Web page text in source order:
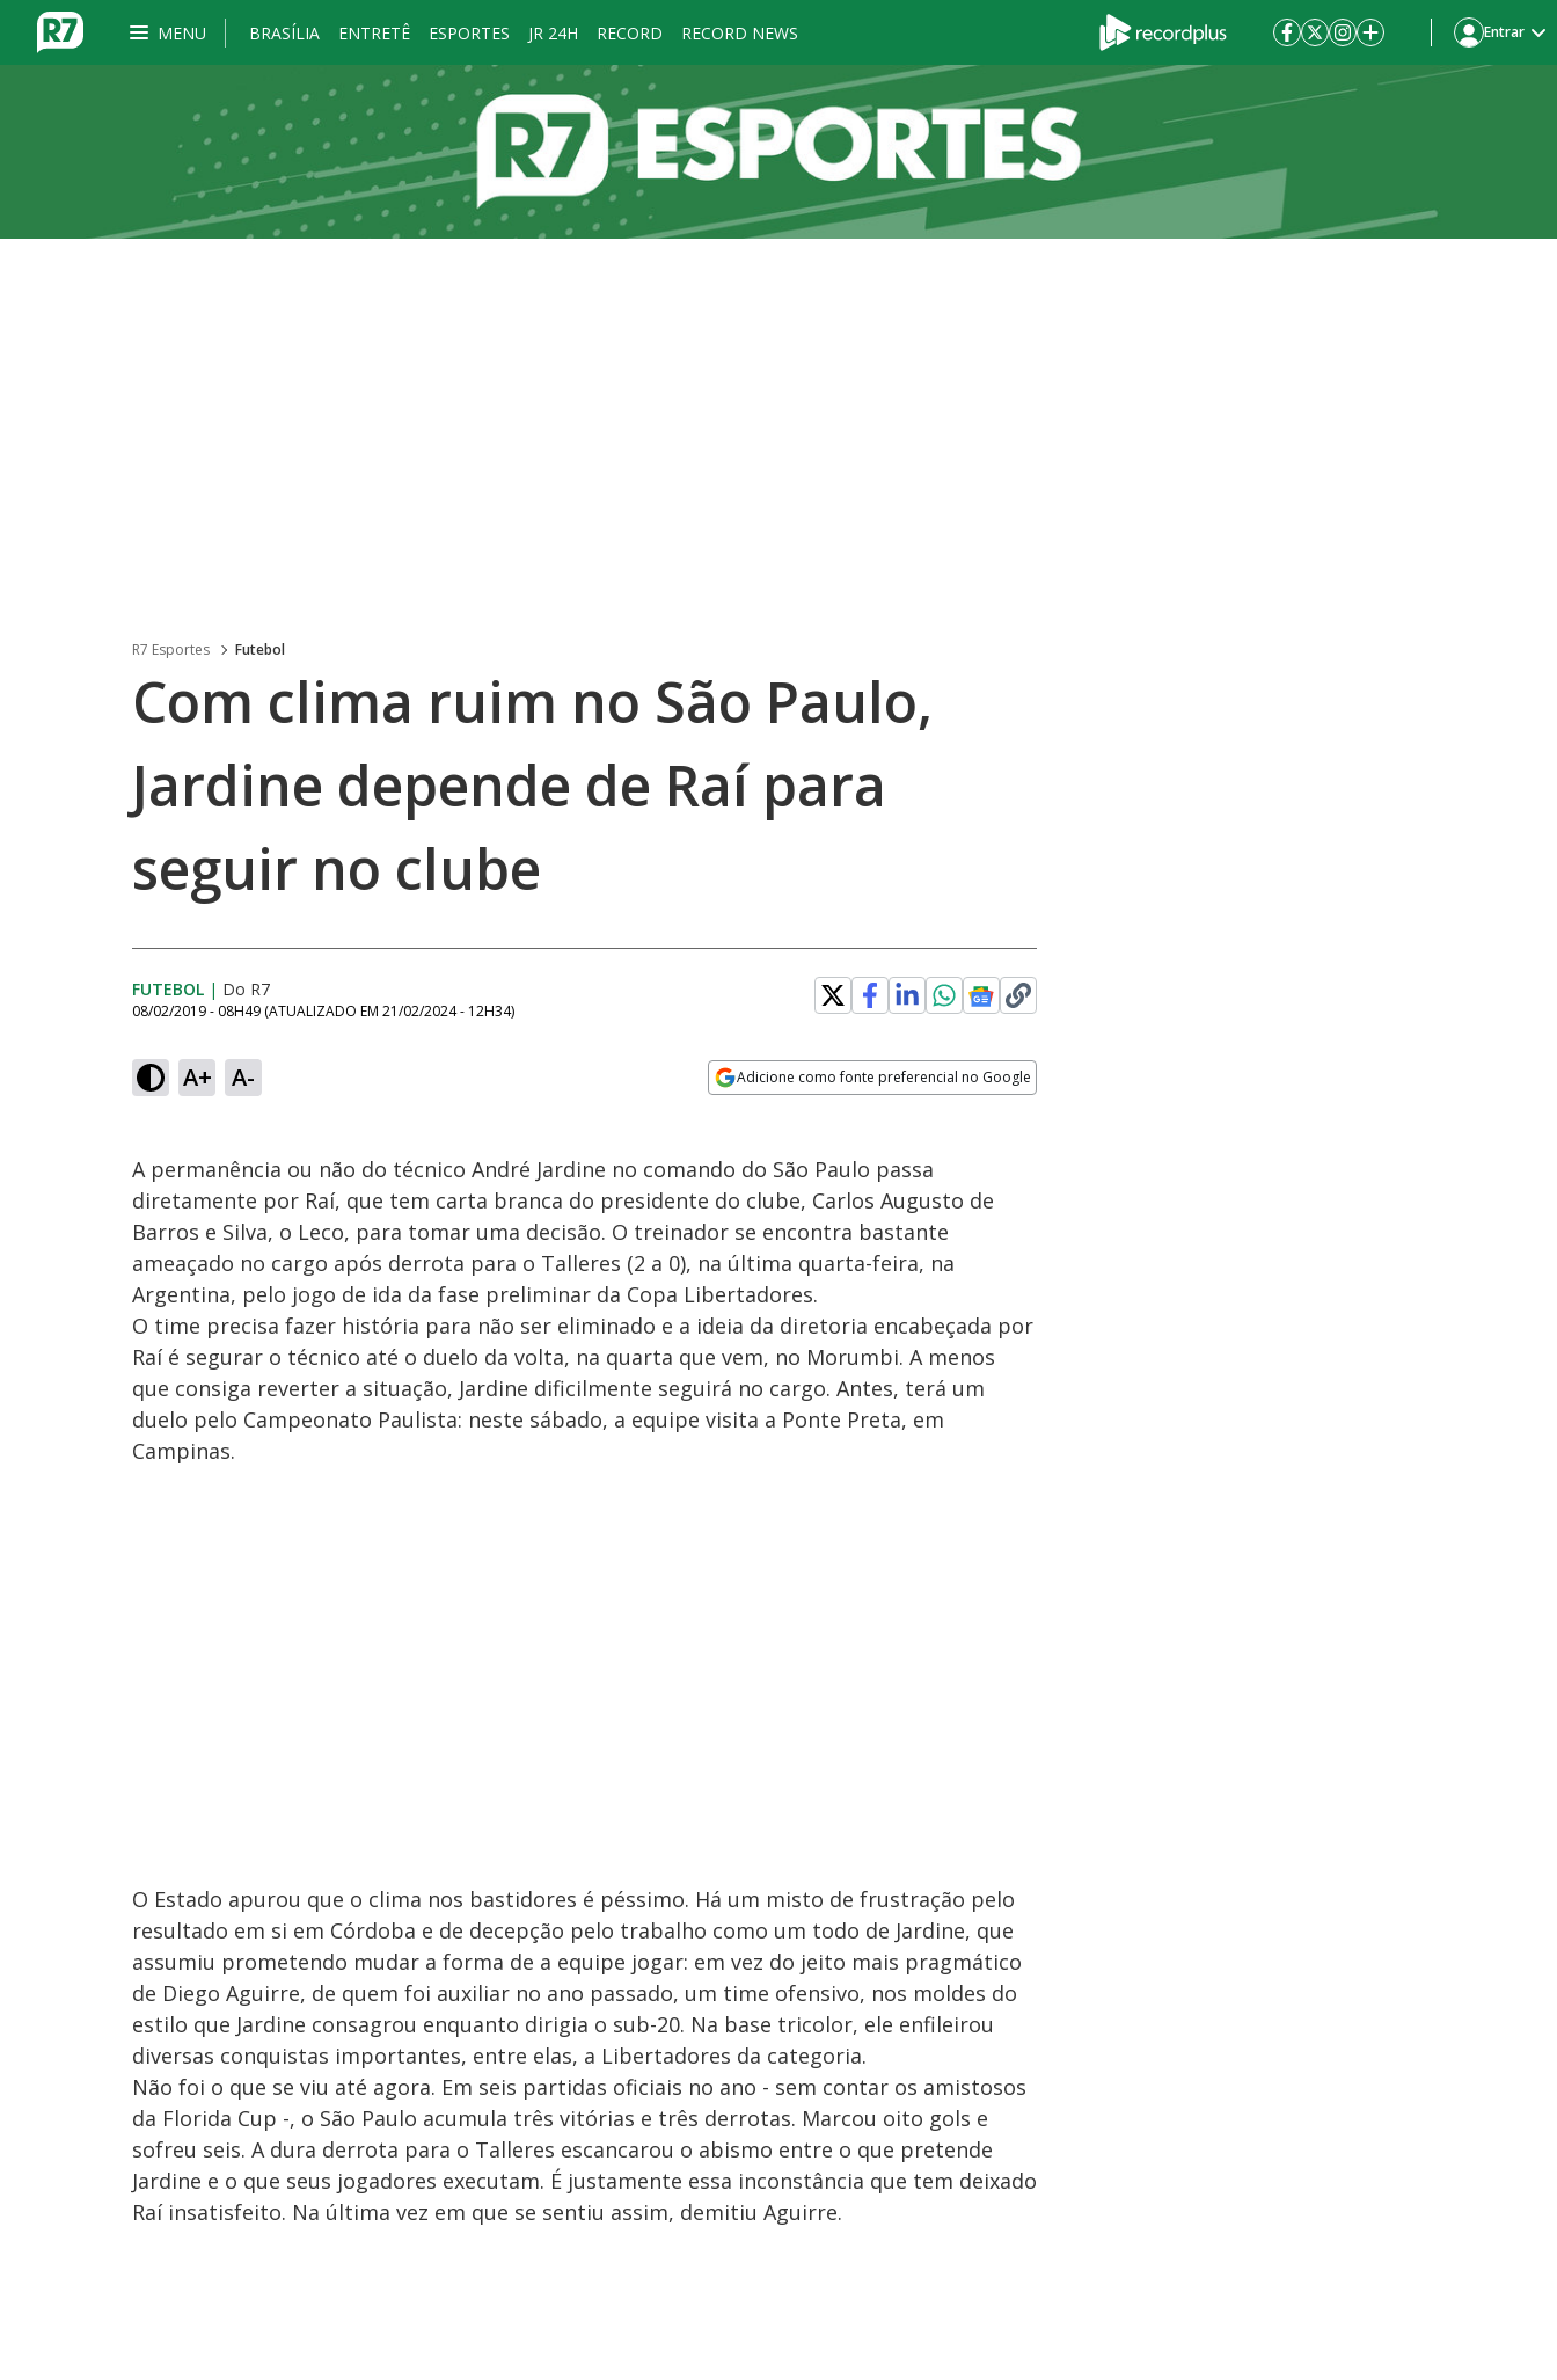
MENU BRASÍLIA ENTRETÊ ESPORTES JR 24H RECORD RECORD NEWS Entrar
R7 Esportes Futebol
Com clima ruim no São Paulo,
Jardine depende de Raí para
seguir no clube
FUTEBOL | Do R7
08/02/2019 - 08H49 (ATUALIZADO EM 21/02/2024 - 12H34)
A+ A- Adicione como fonte preferencial no Google
A permanência ou não do técnico André Jardine no comando do São Paulo passa
diretamente por Raí, que tem carta branca do presidente do clube, Carlos Augusto de
Barros e Silva, o Leco, para tomar uma decisão. O treinador se encontra bastante
ameaçado no cargo após derrota para o Talleres (2 a 0), na última quarta-feira, na
Argentina, pelo jogo de ida da fase preliminar da Copa Libertadores.
O time precisa fazer história para não ser eliminado e a ideia da diretoria encabeçada por
Raí é segurar o técnico até o duelo da volta, na quarta que vem, no Morumbi. A menos
que consiga reverter a situação, Jardine dificilmente seguirá no cargo. Antes, terá um
duelo pelo Campeonato Paulista: neste sábado, a equipe visita a Ponte Preta, em
Campinas.
O Estado apurou que o clima nos bastidores é péssimo. Há um misto de frustração pelo
resultado em si em Córdoba e de decepção pelo trabalho como um todo de Jardine, que
assumiu prometendo mudar a forma de a equipe jogar: em vez do jeito mais pragmático
de Diego Aguirre, de quem foi auxiliar no ano passado, um time ofensivo, nos moldes do
estilo que Jardine consagrou enquanto dirigia o sub-20. Na base tricolor, ele enfileirou
diversas conquistas importantes, entre elas, a Libertadores da categoria.
Não foi o que se viu até agora. Em seis partidas oficiais no ano - sem contar os amistosos
da Florida Cup -, o São Paulo acumula três vitórias e três derrotas. Marcou oito gols e
sofreu seis. A dura derrota para o Talleres escancarou o abismo entre o que pretende
Jardine e o que seus jogadores executam. É justamente essa inconstância que tem deixado
Raí insatisfeito. Na última vez em que se sentiu assim, demitiu Aguirre.